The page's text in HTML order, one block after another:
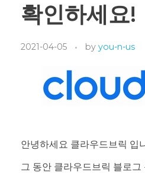
확인하세요!
2021-04-05 by you-n-us
안녕하세요 클라우드브릭 입
그 동안 클라우드브릭 블로